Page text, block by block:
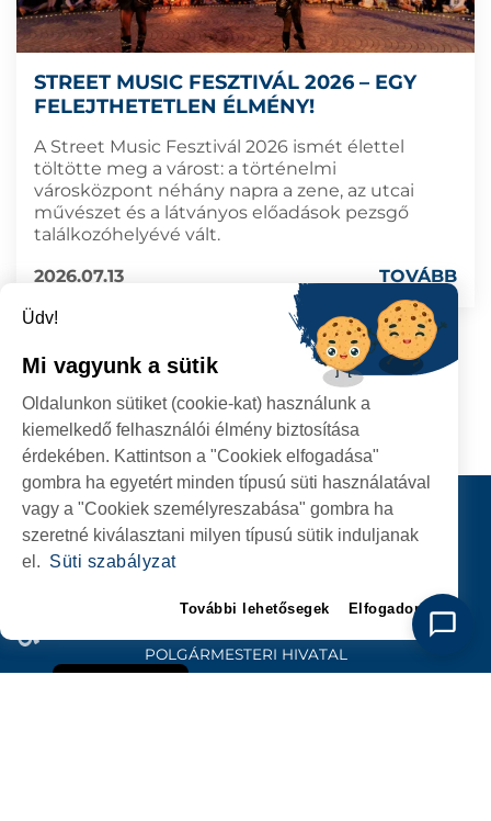
STREET MUSIC FESZTIVÁL 2026 – EGY
FELEJTHETETLEN ÉLMÉNY!
A Street Music Fesztivál 2026 ismét élettel
töltötte meg a várost: a történelmi
városközpont néhány napra a zene, az utcai
művészet és a látványos előadások pezsgő
találkozóhelyévé vált.
2026.07.13
TOVÁBB
TOVÁBBI HÍREK
POLGÁRMESTERI HIVATAL
Kapcsolat
KÖVESSENEK
Üdv!
Mi vagyunk a sütik
Oldalunkon sütiket (cookie-kat) használunk a
kiemelkedő felhasználói élmény biztosítása
érdekében. Kattintson a "Cookiek elfogadása"
gombra ha egyetért minden típusú süti használatával
vagy a "Cookiek személyreszabása" gombra ha
szeretné kiválasztani milyen típusú sütik induljanak
el. Süti szabályzat
További lehetősegek Elfogadom